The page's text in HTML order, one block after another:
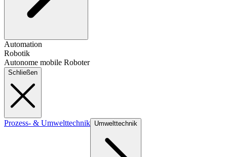
Automation
Robotik
Autonome mobile Roboter
Schließen
Prozess- & Umwelttechnik Umwelttechnik